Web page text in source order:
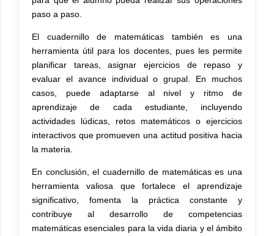
paso a paso.
El cuadernillo de matemáticas también es una
herramienta útil para los docentes, pues les permite
planificar tareas, asignar ejercicios de repaso y
evaluar el avance individual o grupal. En muchos
casos, puede adaptarse al nivel y ritmo de
aprendizaje de cada estudiante, incluyendo
actividades lúdicas, retos matemáticos o ejercicios
interactivos que promueven una actitud positiva hacia
la materia.
En conclusión, el cuadernillo de matemáticas es una
herramienta valiosa que fortalece el aprendizaje
significativo, fomenta la práctica constante y
contribuye al desarrollo de competencias
matemáticas esenciales para la vida diaria y el ámbito